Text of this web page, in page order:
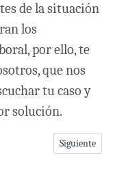
de la situación
los
por ello, te
que nos
tu caso y
solución.
y CantidadArtículo
Siguiente